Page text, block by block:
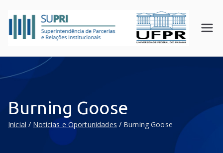
SUPR
Superin
cia de
Instituc
Burning Goose
Inicial Notícias e Oportunidades Burning Goose